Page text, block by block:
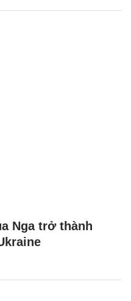
Nga trở thành